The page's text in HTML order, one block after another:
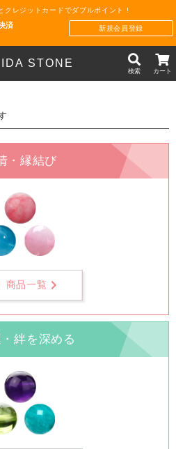
クレジットカードでダブルポイント !
済 新規会員登録
STONE
検索 カート
・縁結び
商品一覧
絆を深める